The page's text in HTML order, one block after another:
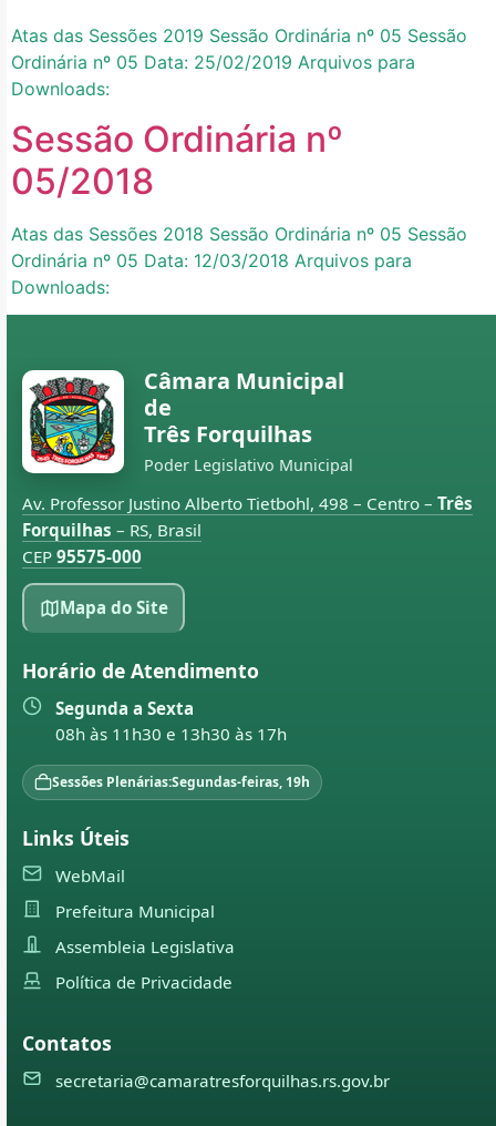
Atas das Sessões 2019 Sessão Ordinária nº 05 Sessão
Ordinária nº 05 Data: 25/02/2019 Arquivos para
Downloads:
Sessão Ordinária nº
05/2018
Atas das Sessões 2018 Sessão Ordinária nº 05 Sessão
Ordinária nº 05 Data: 12/03/2018 Arquivos para
Downloads:
Câmara Municipal
de
Três Forquilhas
Poder Legislativo Municipal
Av. Professor Justino Alberto Tietbohl, 498 – Centro – Três
Forquilhas – RS, Brasil
CEP 95575-000
Mapa do Site
Horário de Atendimento
Segunda a Sexta
08h às 11h30 e 13h30 às 17h
Sessões Plenárias:Segundas-feiras, 19h
Links Úteis
WebMail
Prefeitura Municipal
Assembleia Legislativa
Política de Privacidade
Contatos
secretaria@camaratresforquilhas.rs.gov.br